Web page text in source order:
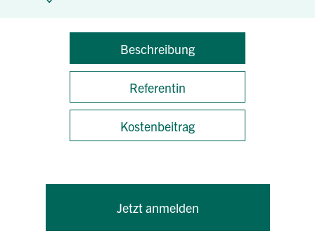
Beschreibung
Referentin
Kostenbeitrag
Jetzt anmelden